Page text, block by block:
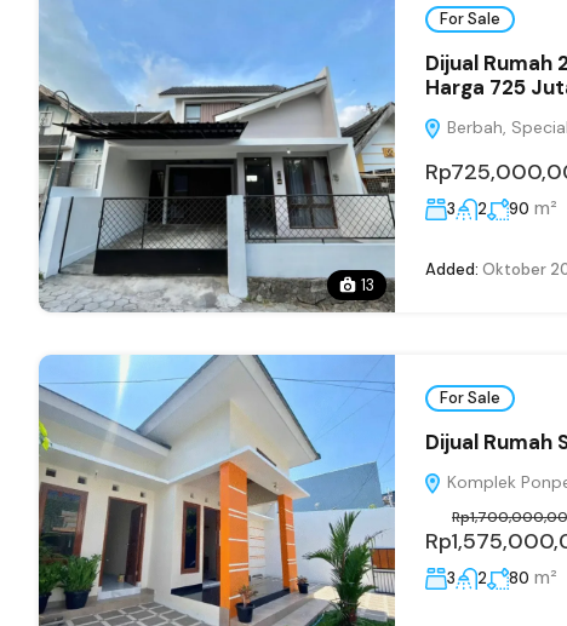
13
For Sale
Dijual Rumah
Harga 725
Berbah,
3 2 90 m²
Added: Oktober
For Sale
Dijual Rumah
Komplek
3 2 80 m²